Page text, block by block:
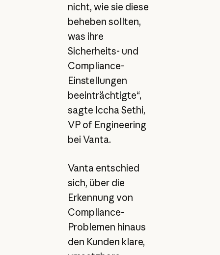
nicht, wie sie diese
beheben sollten,
was ihre
Sicherheits- und
Compliance-
Einstellungen
beeinträchtigte“,
sagte Iccha Sethi,
VP of Engineering
bei Vanta.
Vanta entschied
sich, über die
Erkennung von
Compliance-
Problemen hinaus
den Kunden klare,